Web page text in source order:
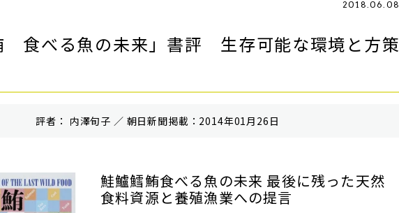
2018.06.08
食べる魚の未来」書評 生存可能な環境と方策
評者： 内澤旬子 ／ 朝⽇新聞掲載：2014年01月26日
鮭鱸鱈鮪食べる魚の未来 最後に残った天然
食料資源と養殖漁業への提言